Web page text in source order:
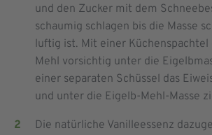
und den Zucker mit dem
schaumig schlagen bis die Masse
luftig ist. Mit einer Küchenspachtel
Mehl vorsichtig unter die
einer separaten Schüssel das
und unter die Eigelb-Mehl-Masse
Die natürliche Vanilleessenz